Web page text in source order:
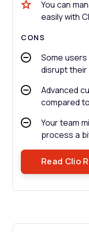
You can
easily with
CONS
Some
disrupt their
Advanced
compared
Your team
process a
Read Clio